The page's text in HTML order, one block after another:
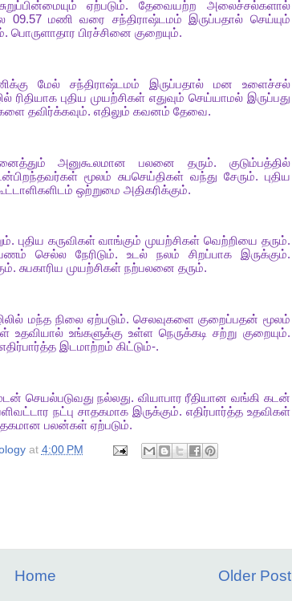
ஏற்படும். தேவையற்ற
அலைச்சல்களால்
09.57 மணி வரை சந்திராஷ்டமம் இருப்பதால் செய்யும்
. பொருளாதார பிரச்சினை குறையும்.
மேல் சந்திராஷ்டமம் இருப்பதால் மன
உளைச்சல்
ரிதியாக புதிய முயற்சிகள் எதுவும் செய்யாமல் இருப்பது
தவிர்க்கவும். எதிலும் கவனம் தேவை.
அனுகூலமான பலனை தரும். குடும்பத்தில்
மூலம் சுபசெய்திகள் வந்து சேரும். புதிய
ஒற்றுமை அதிகரிக்கும்.
.புதிய கருவிகள் வாங்கும் முயற்சிகள் வெற்றியை தரும்.
செல்ல நேரிடும். உடல் நலம் சிறப்பாக இருக்கும்.
. சுபகாரிய முயற்சிகள் நற்பலனை தரும்.
மந்த நிலை ஏற்படும்.செலவுகளை குறைப்பதன் மூலம்
உதவியால் உங்களுக்கு உள்ள நெருக்கடி சற்று குறையும்.
எதிர்பார்த்த இடமாற்றம் கிட்டும்-.
செயல்படுவது நல்லது. வியாபார ரீதியான வங்கி கடன்
நட்பு சாதகமாக இருக்கும். எதிர்பார்த்த உதவிகள்
பலன்கள் ஏற்படும்.
at 4:00 PM
Older Post
Home